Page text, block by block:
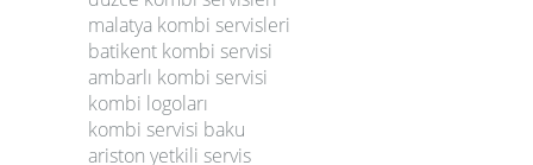
malatya kombi servisleri
batikent kombi servisi
ambarlı kombi servisi
kombi logoları
kombi servisi baku
ariston yetkili servis